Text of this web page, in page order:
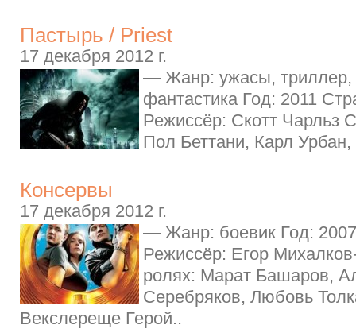
Пастырь / Priest
17 декабря 2012 г.
— Жанр: ужасы, триллер,
фантастика Год: 2011
Режиссёр: Скотт Чарльз
Пол Беттани, Карл
Консервы
17 декабря 2012 г.
— Жанр: боевик Год:
Режиссёр: Егор
ролях: Марат Башаров,
Серебряков, Любовь
Векслереще Герой..